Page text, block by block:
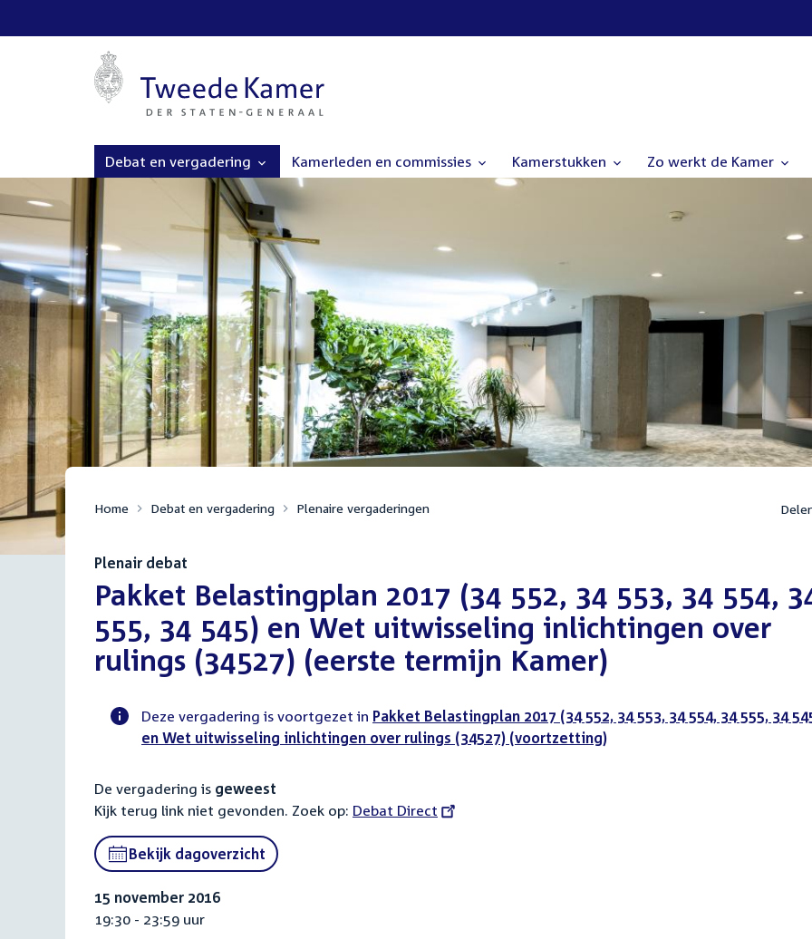
Debat en vergadering Kamerleden en commissies Kamerstukken Zo werkt de Kamer
Home Debat en vergadering Plenaire vergaderingen
Plenair debat
:Pakket Belastingplan 2017 (34 552, 34 553, 34 554,
555, 34 545) en Wet uitwisseling inlichtingen over
rulings (34527) (eerste termijn Kamer)
Voortgangsstatus
activiteit
Deze vergadering is voortgezet in Pakket Belastingplan 2017 (34 552, 34 553, 34 554, 34 555, 34
en Wet uitwisseling inlichtingen over rulings (34527) (voortzetting)
De vergadering is geweest
Kijk terug link niet gevonden. Zoek op: External
Debat Direct
Bekijk dagoverzicht
15 november 2016
19:30 - 23:59 uur